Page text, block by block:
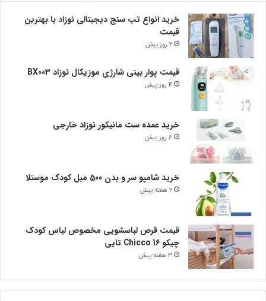
خرید انواع تب سنج دیجیتالی نوزاد با بهترین
قیمت
2 روز پیش
قیمت پوار بینی شارژی موزیکال نوزاد BX003
4 روز پیش
خرید عمده ست مانیکور نوزاد خارجی
6 روز پیش
خرید شامپو سر و بدن 500 میل کودک موستلا
2 هفته پیش
قیمت قرص لباسشویی مخصوص لباس کودک
چیکو Chicco 16 تایی
3 هفته پیش